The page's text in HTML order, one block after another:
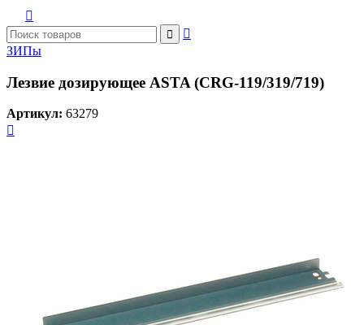



ЗИПы
Лезвие дозирующее ASTA (CRG-119/319/719)
Артикул: 63279
